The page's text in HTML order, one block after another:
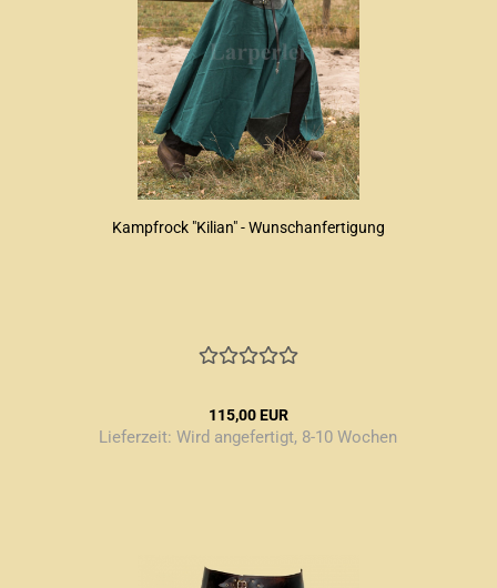
Kampfrock "Kilian" - Wunschanfertigung
115,00 EUR
Lieferzeit: Wird angefertigt, 8-10 Wochen